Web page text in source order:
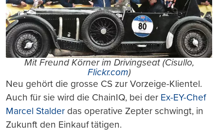
Mit Freund Körner im Drivingseat (Cisullo,
Flickr.com)
Neu gehört die grosse CS zur Vorzeige-Klientel.
Auch für sie wird die ChainIQ, bei der Ex-EY-Chef
Marcel Stalder das operative Zepter schwingt, in
Zukunft den Einkauf tätigen.